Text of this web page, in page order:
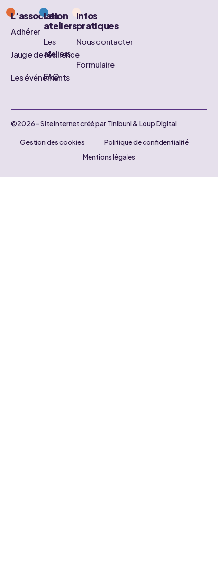
L’association
Adhérer
Jauge de résilience
Les événements
Les
ateliers
Les
ateliers
FAQ
Infos
pratiques
Nous contacter
Formulaire
©2026 - Site internet créé par Tinibuni & Loup Digital
Gestion des cookies
Politique de confidentialité
Mentions légales